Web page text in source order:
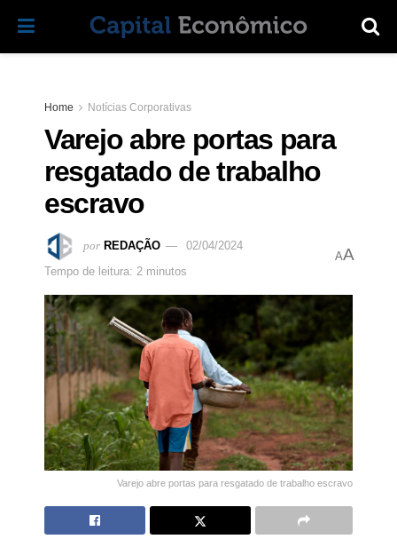
Home Notícias Corporativas
Varejo abre portas para
resgatado de trabalho
escravo
por REDAÇÃO
02/04/2024
Tempo de leitura: 2 minutos
AA
Varejo abre portas para resgatado de trabalho escravo